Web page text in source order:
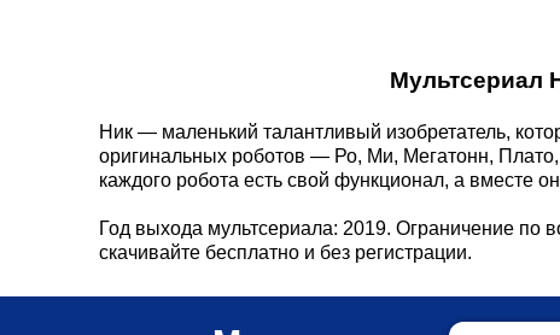
Мультсериал
Ник — маленький талантливый изобретатель,
оригинальных роботов — Ро, Ми, Мегатонн,
каждого робота есть свой функционал, а вместе
Год выхода мультсериала: 2019. Ограничение по
скачивайте бесплатно и без регистрации.